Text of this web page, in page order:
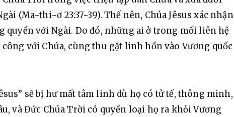
(Ma-thi-ơ 23:37-39). Thế nên, Chúa Jêsus xác nhận
quyền với Ngài. Do đó, những ai ở trong mối liên hệ
với Chúa, cùng thu gặt linh hồn vào Vương quốc
sẽ bị hư mất tâm linh dù họ có tử tế, thông minh,
và Đức Chúa Trời có quyền loại họ ra khỏi Vương